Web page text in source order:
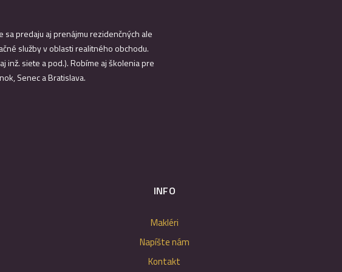
predaju aj prenájmu rezidenčných ale
služby v oblasti realitného obchodu.
inž. siete a pod.). Robíme aj školenia pre
Senec a Bratislava.
INFO
Makléri
Napíšte nám
Kontakt